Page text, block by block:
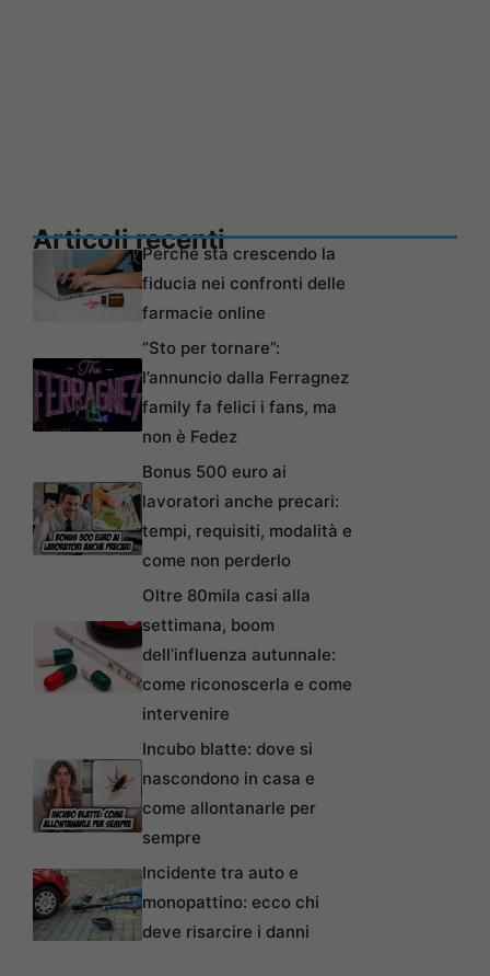
Articoli recentiPerché sta crescendo la
fiducia nei confronti delle
farmacie online
“Sto per tornare”:
l’annuncio dalla Ferragnez
family fa felici i fans, ma
non è Fedez
Bonus 500 euro ai
lavoratori anche precari:
tempi, requisiti, modalità e
come non perderlo
Oltre 80mila casi alla
settimana, boom
dell’influenza autunnale:
come riconoscerla e come
intervenire
Incubo blatte: dove si
nascondono in casa e
come allontanarle per
sempre
Incidente tra auto e
monopattino: ecco chi
deve risarcire i danni